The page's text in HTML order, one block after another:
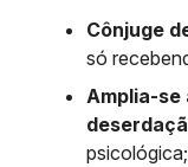
Cônjuge
só
Amplia-se
psicológica;